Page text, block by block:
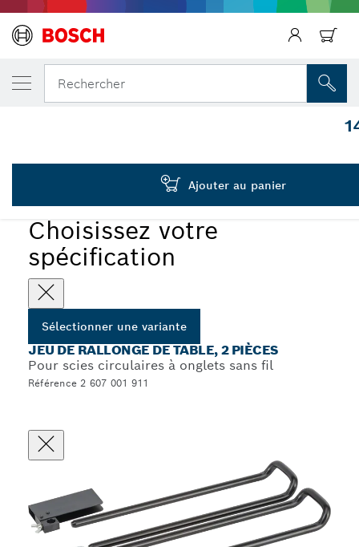
Rechercher
Choisissez votre
spécification
Sélectionner une variante
JEU DE RALLONGE DE TABLE, 2 PIÈCES
Pour scies circulaires à onglets sans fil
Référence 2 607 001 911
VOTRE VARIANTE SÉLECTIONNÉE
Rallonges de table, 2 pièces
2 607 001 911
Ajouter au panier